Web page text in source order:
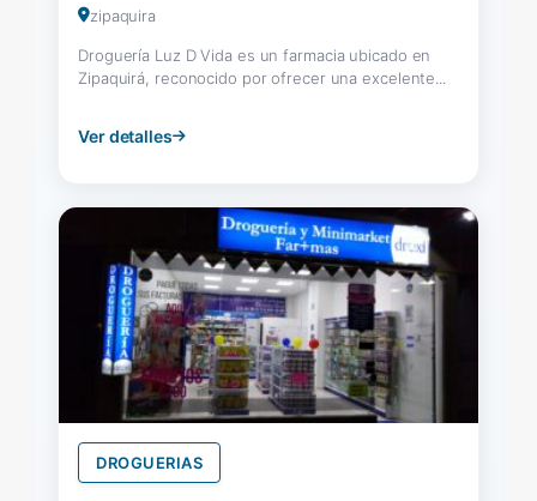
zipaquira
Droguería Luz D Vida es un farmacia ubicado en
Zipaquirá, reconocido por ofrecer una excelente...
Ver detalles
DROGUERIAS